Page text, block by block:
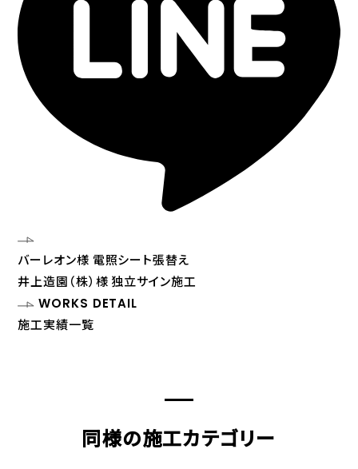
バーレオン様 電照シート張替え
井上造園（株）様 独立サイン施工
WORKS DETAIL
施工実績一覧
同様の施工カテゴリー